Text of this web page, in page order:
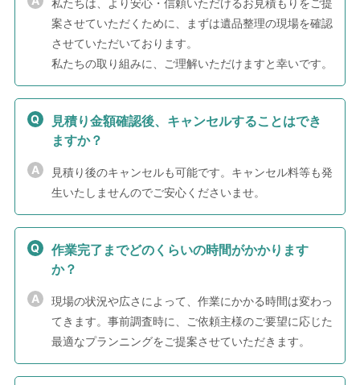
案させていただくために、まずは遺品整理の現場を確認
させていただいております。
私たちの取り組みに、ご理解いただけますと幸いです。
見積り金額確認後、キャンセルすることはでき
ますか？
見積り後のキャンセルも可能です。キャンセル料等も発
生いたしませんのでご安心くださいませ。
作業完了までどのくらいの時間がかかります
か？
現場の状況や広さによって、作業にかかる時間は変わっ
てきます。事前調査時に、ご依頼主様のご要望に応じた
最適なプランニングをご提案させていただきます。